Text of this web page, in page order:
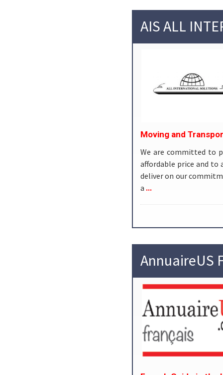
AIS ALL
Moving and
We are committed to
affordable price and to
deliver on our
a ...
AnnuaireUS